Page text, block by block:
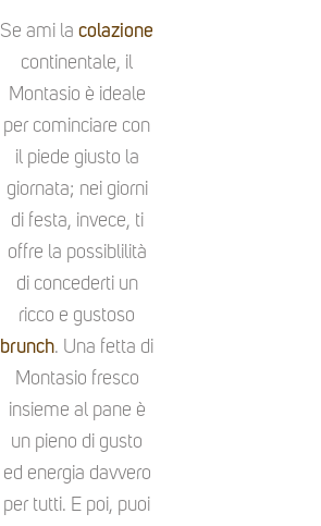
Se ami lacolazione
continentale, il
Montasio è ideale
per cominciare con
il piede giusto la
giornata; nei giorni
di festa, invece, ti
offre la possiblilità
di concederti un
ricco e gustoso
brunch. Una fetta di
Montasio fresco
insieme al pane è
un pieno di gusto
ed energia davvero
per tutti. E poi, puoi